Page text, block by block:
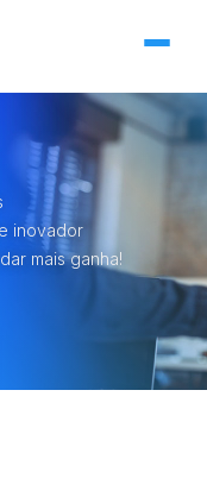
inovador
mais ganha!